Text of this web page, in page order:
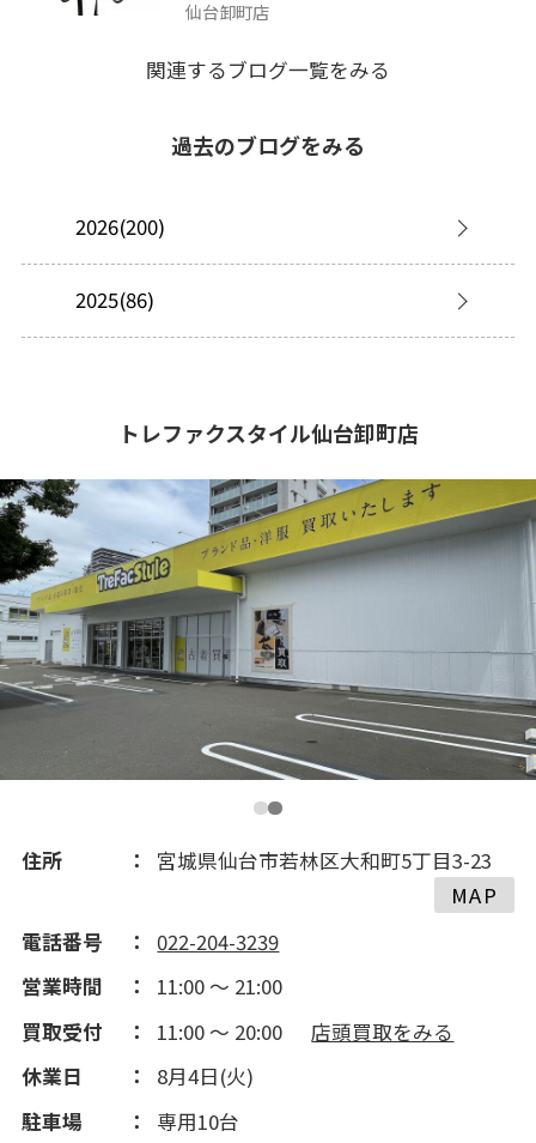
仙台卸町店
関連するブログ一覧をみる
過去のブログをみる
2026(200)
2025(86)
トレファクスタイル仙台卸町店
住所
宮城県仙台市若林区大和町5丁目3-23
MAP
電話番号
022-204-3239
営業時間
11:00 ～ 21:00
買取受付
11:00 ～ 20:00
店頭買取をみる
休業日
8月4日(火)
駐車場
専用10台